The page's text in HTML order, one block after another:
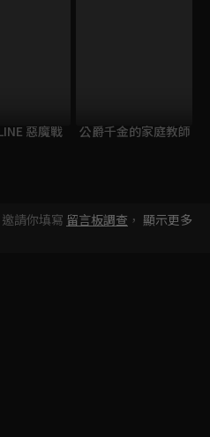
惡魔戰
公爵千金的家庭教師
請你填寫 留言板調查 ， 顯示更多